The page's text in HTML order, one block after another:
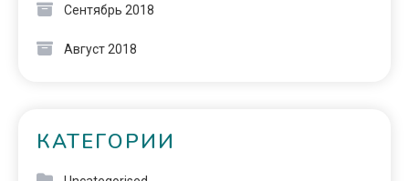
Сентябрь 2018
Август 2018
КАТЕГОРИИ